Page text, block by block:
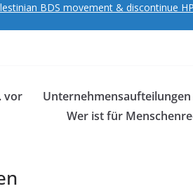
BDS movement & discontinue
vor
Wer ist für